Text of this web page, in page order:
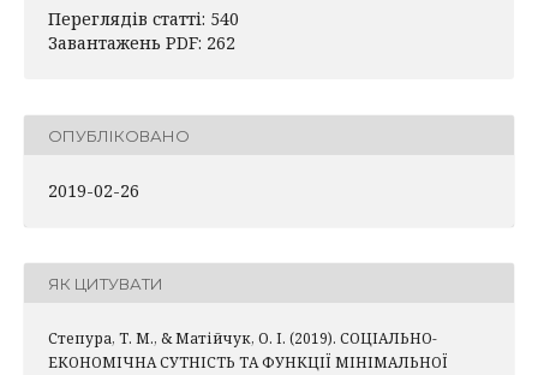
Переглядів статті: 540
Завантажень PDF: 262
ОПУБЛІКОВАНО
2019-02-26
ЯК ЦИТУВАТИ
Степура, Т. М., & Матійчук, О. І. (2019). СОЦІАЛЬНО-
ЕКОНОМІЧНА СУТНІСТЬ ТА ФУНКЦІЇ МІНІМАЛЬНОЇ